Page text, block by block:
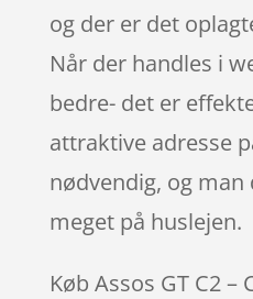
og der er det
Når der handles i
bedre- det er
attraktive adresse
nødvendig, og
meget på huslejen.
Køb Assos GT C2